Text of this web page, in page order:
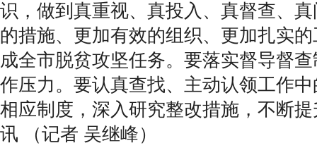
识，做到真重视、真投入、真督查、
的措施、更加有效的组织、更加扎实
成全市脱贫攻坚任务。要落实督导督
作压力。要认真查找、主动认领工作
相应制度，深入研究整改措施，不断
讯 （记者 吴继峰）